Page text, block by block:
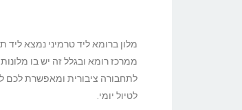
מלון ברומא ליד טרמיני נמצא
ממרכז רומא ובגלל זה יש בו
לתחבורה ציבורית ומאפשרת לכם
לטיול יומי.